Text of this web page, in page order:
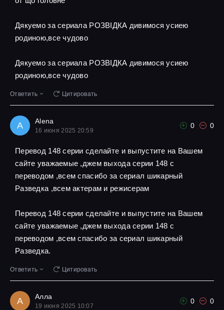
Дякуемо за сериала РОЗВІДКА дивимося усиею
родиною,все чудово
Дякуемо за сериала РОЗВІДКА дивимося усиею
родиною,все чудово
Ответить Цитировать
A Alena
16 июня 2025 20:59
0 0
Перевод 148 серии сделайте и выпустите на Вашем
сайте уважаемые ,джем выхода серии 148 с
переводом ,всем спасибо за сериал шикарный
Разведка ,всем актерам и режисерам
Перевод 148 серии сделайте и выпустите на Вашем
сайте уважаемые ,джем выхода серии 148 с
переводом ,всем спасибо за сериал шикарный
Разведка.
Ответить Цитировать
А Алла
19 июня 2025 10:07
0 0